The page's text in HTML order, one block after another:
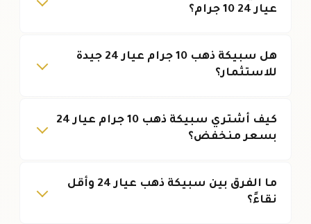
عيار 24 10 جرام؟
هل سبيكة ذهب 10 جرام عيار 24 جيدة
للاستثمار؟
كيف أشتري سبيكة ذهب 10 جرام عيار 24
بسعر منخفض؟
ما الفرق بين سبيكة ذهب عيار 24 وأقل
نقاءً؟